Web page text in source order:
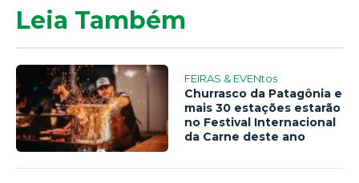
Leia Também
FEIRAS & EVENtos
Churrasco da Patagônia e
mais 30 estações estarão
no Festival Internacional
da Carne deste ano